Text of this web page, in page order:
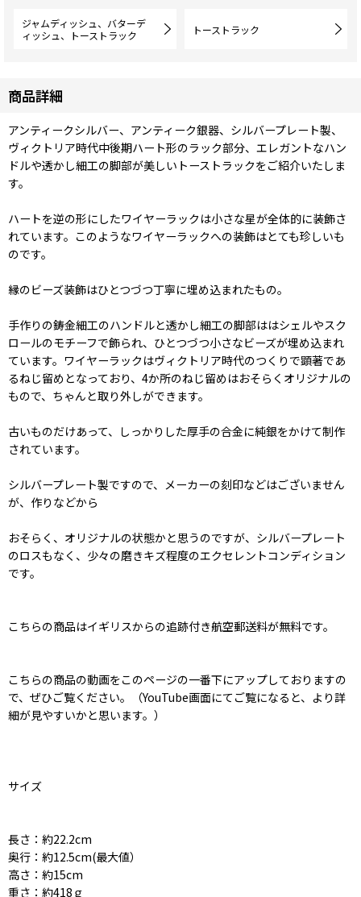
ジャムディッシュ、バターデ
ィッシュ、トーストラック
トーストラック
商品詳細
アンティークシルバー、アンティーク銀器、シルバープレート製、
ヴィクトリア時代中後期ハート形のラック部分、エレガントなハン
ドルや透かし細工の脚部が美しいトーストラックをご紹介いたしま
す。
ハートを逆の形にしたワイヤーラックは小さな星が全体的に装飾さ
れています。このようなワイヤーラックへの装飾はとても珍しいも
のです。
縁のビーズ装飾はひとつづつ丁寧に埋め込まれたもの。
手作りの鋳金細工のハンドルと透かし細工の脚部ははシェルやスク
ロールのモチーフで飾られ、ひとつづつ小さなビーズが埋め込まれ
ています。ワイヤーラックはヴィクトリア時代のつくりで顕著であ
るねじ留めとなっており、4か所のねじ留めはおそらくオリジナルの
もので、ちゃんと取り外しができます。
古いものだけあって、しっかりした厚手の合金に純銀をかけて制作
されています。
シルバープレート製ですので、メーカーの刻印などはございません
が、作りなどから
おそらく、オリジナルの状態かと思うのですが、シルバープレート
のロスもなく、少々の磨きキズ程度のエクセレントコンディション
です。
こちらの商品はイギリスからの追跡付き航空郵送料が無料です。
こちらの商品の動画をこのページの一番下にアップしておりますの
で、ぜひご覧ください。（YouTube画面にてご覧になると、より詳
細が見やすいかと思います。）
サイズ
長さ：約22.2cm
奥行：約12.5cm(最大値）
高さ：約15cm
重さ：約418ｇ